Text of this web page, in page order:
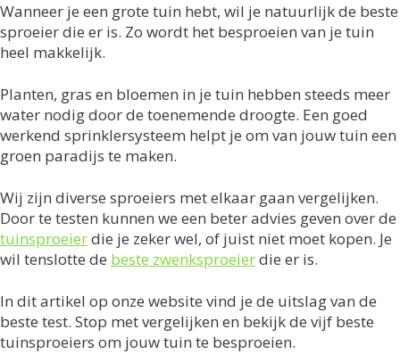
Wanneer je een grote tuin hebt, wil je natuurlijk de beste
sproeier die er is. Zo wordt het besproeien van je tuin
heel makkelijk.
Planten, gras en bloemen in je tuin hebben steeds meer
water nodig door de toenemende droogte. Een goed
werkend sprinklersysteem helpt je om van jouw tuin een
groen paradijs te maken.
Wij zijn diverse sproeiers met elkaar gaan vergelijken.
Door te testen kunnen we een beter advies geven over de
tuinsproeierdie je zeker wel, of juist niet moet kopen. Je
wil tenslotte de beste zwenksproeierdie er is.
In dit artikel op onze website vind je de uitslag van de
beste test. Stop met vergelijken en bekijk de vijf beste
tuinsproeiers om jouw tuin te besproeien.